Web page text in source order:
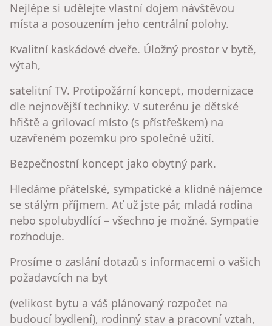
Nejlépe si udělejte vlastní dojem návštěvou
místa a posouzením jeho centrální polohy.
Kvalitní kaskádové dveře. Úložný prostor v bytě,
výtah,
satelitní TV. Protipožární koncept, modernizace
dle nejnovější techniky. V suterénu je dětské
hřiště a grilovací místo (s přístřeškem) na
uzavřeném pozemku pro společné užití.
Bezpečnostní koncept jako obytný park.
Hledáme přátelské, sympatické a klidné nájemce
se stálým příjmem. Ať už jste pár, mladá rodina
nebo spolubydlící – všechno je možné. Sympatie
rozhoduje.
Prosíme o zaslání dotazů s informacemi o vašich
požadavcích na byt
(velikost bytu a váš plánovaný rozpočet na
budoucí bydlení), rodinný stav a pracovní vztah,